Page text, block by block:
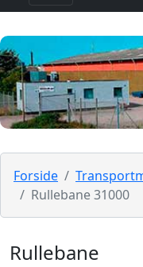
Forside
Rullebane 31000
Rullebane